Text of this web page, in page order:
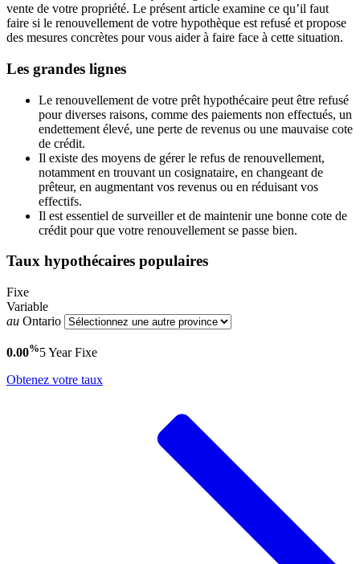
vente de votre propriété. Le présent article examine ce qu’il faut
faire si le renouvellement de votre hypothèque est refusé et propose
des mesures concrètes pour vous aider à faire face à cette situation.
Les grandes lignes
Le renouvellement de votre prêt hypothécaire peut être refusé
pour diverses raisons, comme des paiements non effectués, un
endettement élevé, une perte de revenus ou une mauvaise cote
de crédit.
Il existe des moyens de gérer le refus de renouvellement,
notamment en trouvant un cosignataire, en changeant de
prêteur, en augmentant vos revenus ou en réduisant vos
effectifs.
Il est essentiel de surveiller et de maintenir une bonne cote de
crédit pour que votre renouvellement se passe bien.
Taux hypothécaires populaires
Fixe
Variable
au Ontario
0.00%5 YearFixe
Obtenez votre taux